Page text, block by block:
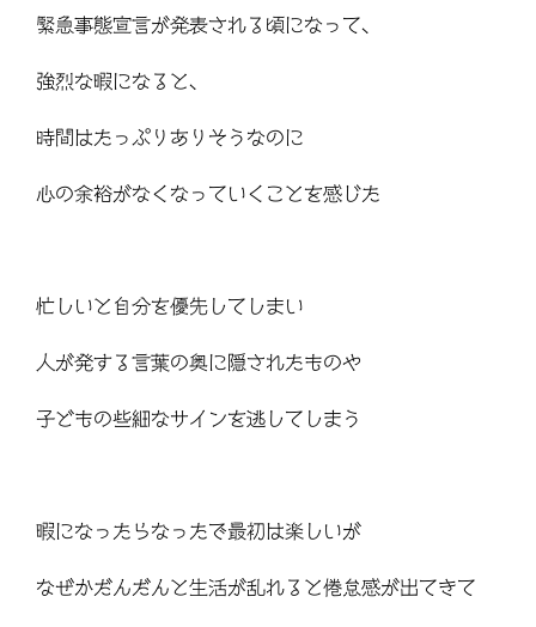
緊急事態宣言が発表される頃になって、
強烈な暇になると、
時間はたっぷりありそうなのに
心の余裕がなくなっていくことを感じた
忙しいと自分を優先してしまい
人が発する言葉の奥に隠されたものや
子どもの些細なサインを逃してしまう
暇になったらなったで最初は楽しいが
なぜかだんだんと生活が乱れると倦怠感が出てきて